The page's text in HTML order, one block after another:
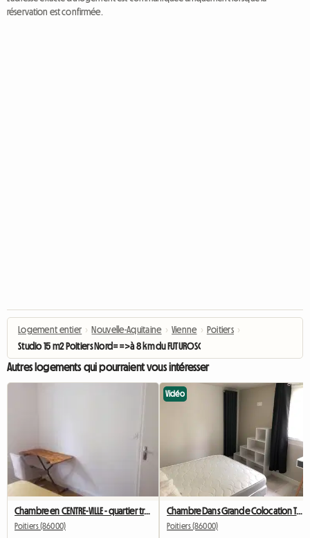
réservation est confirmée.
Logement entier › Nouvelle-Aquitaine › Vienne › Poitiers ›
Studio 15 m2 Poitiers Nord==>à 8 km du FUTUROSCOPE
Autres logements qui pourraient vous intéresser
Chambre en CENTRE-VILLE - quartier très calme
Poitiers (86000)
Vidéo
Chambre Dans Grande Colocation Très Bien Située
Poitiers (86000)